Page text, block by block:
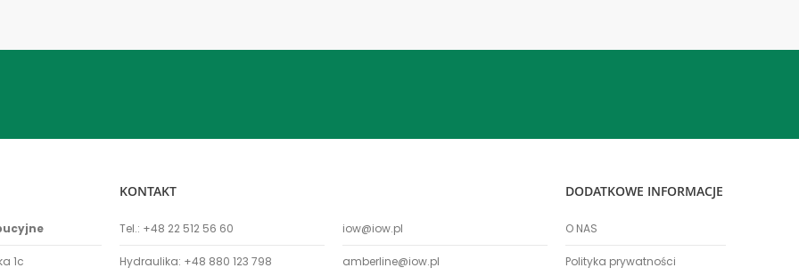
1c
KONTAKT
Tel.: +48 22 512 56 60
Hydraulika: +48 880 123 798
iow@iow.pl
amberline@iow.pl
DODATKOWE INFORMACJE
O NAS
Polityka prywatności